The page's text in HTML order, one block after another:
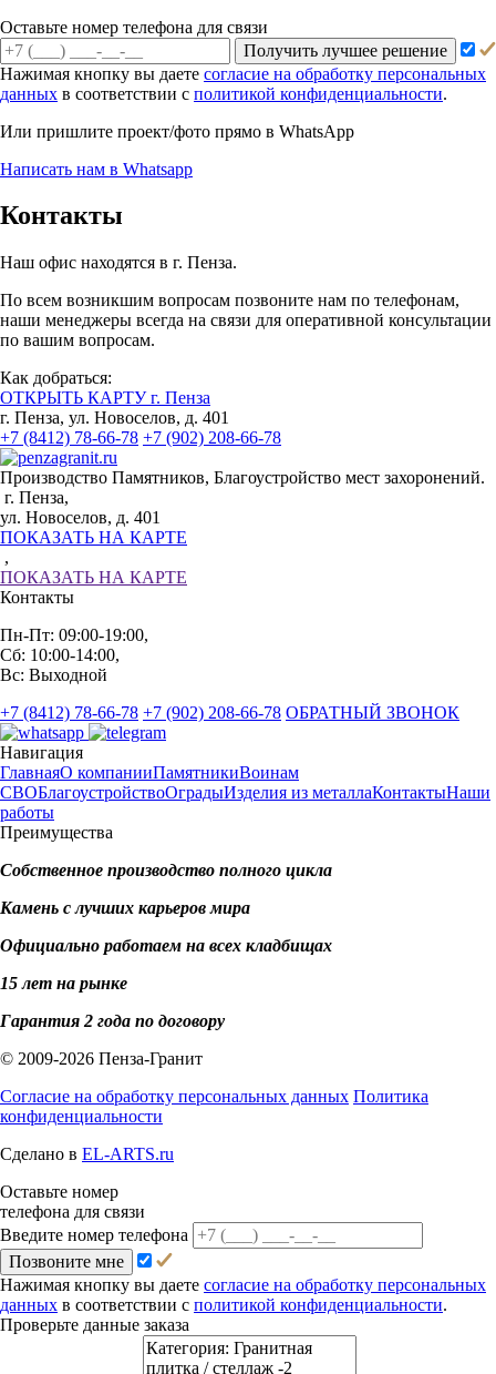
Оставьте номер телефона для связи
Получить лучшее решение
Нажимая кнопку вы даете согласие на обработку персональных
данных в соответствии с политикой конфиденциальности.
Или пришлите проект/фото прямо в WhatsApp
Написать нам в Whatsapp
Контакты
Наш офис находятся в г. Пенза.
По всем возникшим вопросам позвоните нам по телефонам,
наши менеджеры всегда на связи для оперативной консультации
по вашим вопросам.
Как добраться:
ОТКРЫТЬ КАРТУ г. Пенза
г. Пенза, ул. Новоселов, д. 401
+7 (8412) 78-66-78 +7 (902) 208-66-78
Производство Памятников, Благоустройство мест захоронений.
г. Пенза,
ул. Новоселов, д. 401
ПОКАЗАТЬ НА КАРТЕ
,
ПОКАЗАТЬ НА КАРТЕ
Контакты
Пн-Пт: 09:00-19:00,
Сб: 10:00-14:00,
Вс: Выходной
+7 (8412) 78-66-78 +7 (902) 208-66-78 ОБРАТНЫЙ ЗВОНОК
Навигация
ГлавнаяО компанииПамятникиВоинам
СВОБлагоустройствоОградыИзделия из металлаКонтактыНаши
работы
Преимущества
Собственное производство полного цикла
Камень с лучших карьеров мира
Официально работаем на всех кладбищах
15 лет на рынке
Гарантия 2 года по договору
© 2009-2026 Пенза-Гранит
Согласие на обработку персональных данных Политика
конфиденциальности
Сделано в EL-ARTS.ru
Оставьте номер
телефона для связи
Введите номер телефона
Позвоните мне
Нажимая кнопку вы даете согласие на обработку персональных
данных в соответствии с политикой конфиденциальности.
Проверьте данные заказа